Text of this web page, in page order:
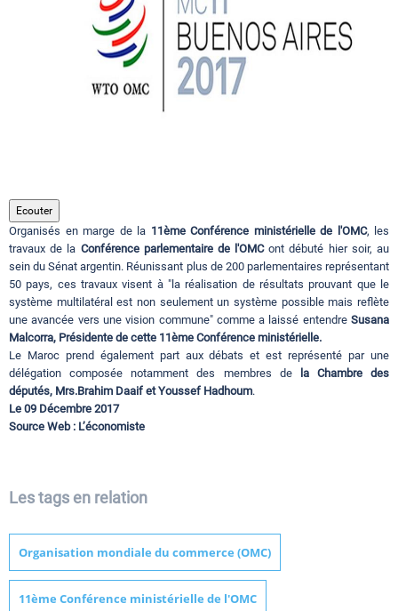
Contact
Ecouter
Organisés en marge de la 11ème Conférence ministérielle de l'OMC, les
travaux de la Conférence parlementaire de l'OMCont débuté hier soir, au
sein du Sénat argentin. Réunissant plus de 200 parlementaires représentant
50 pays, ces travaux visent à "la réalisation de résultats prouvant que le
système multilatéral est non seulement un système possible mais reflète
une avancée vers une vision commune" comme a laissé entendre Susana
Malcorra, Présidente de cette 11ème Conférence ministérielle.
Le Maroc prend également part aux débats et est représenté par une
délégation composée notamment des membres de
la Chambre des
députés, Mrs.Brahim Daaif et Youssef Hadhoum.
Le 09 Décembre 2017
Source Web : L’économiste
Les tags en relation
Organisation mondiale du commerce (OMC)
11ème Conférence ministérielle de l'OMC